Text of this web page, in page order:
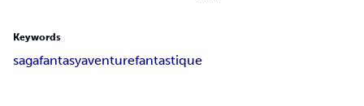
Keywords
sagafantasyaventurefantastique